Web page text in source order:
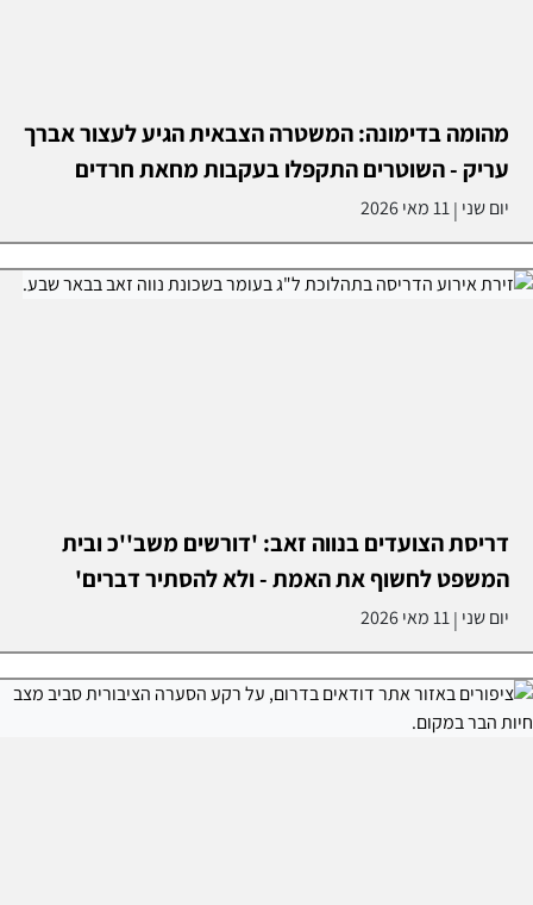
מהומה בדימונה: המשטרה הצבאית הגיע לעצור אברך
עריק - השוטרים התקפלו בעקבות מחאת חרדים
יום שני |11 מאי 2026
דריסת הצועדים בנווה זאב: 'דורשים משב''כ ובית
המשפט לחשוף את האמת - ולא להסתיר דברים'
יום שני |11 מאי 2026